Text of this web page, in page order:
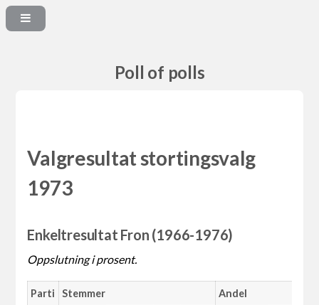
Poll of polls
Valgresultat stortingsvalg
1973
Enkeltresultat Fron (1966-1976)
Oppslutning i prosent.
Parti Stemmer Andel